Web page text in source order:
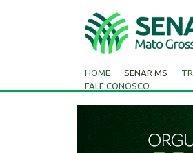
HOME SENAR MS
FALE CONOSCO